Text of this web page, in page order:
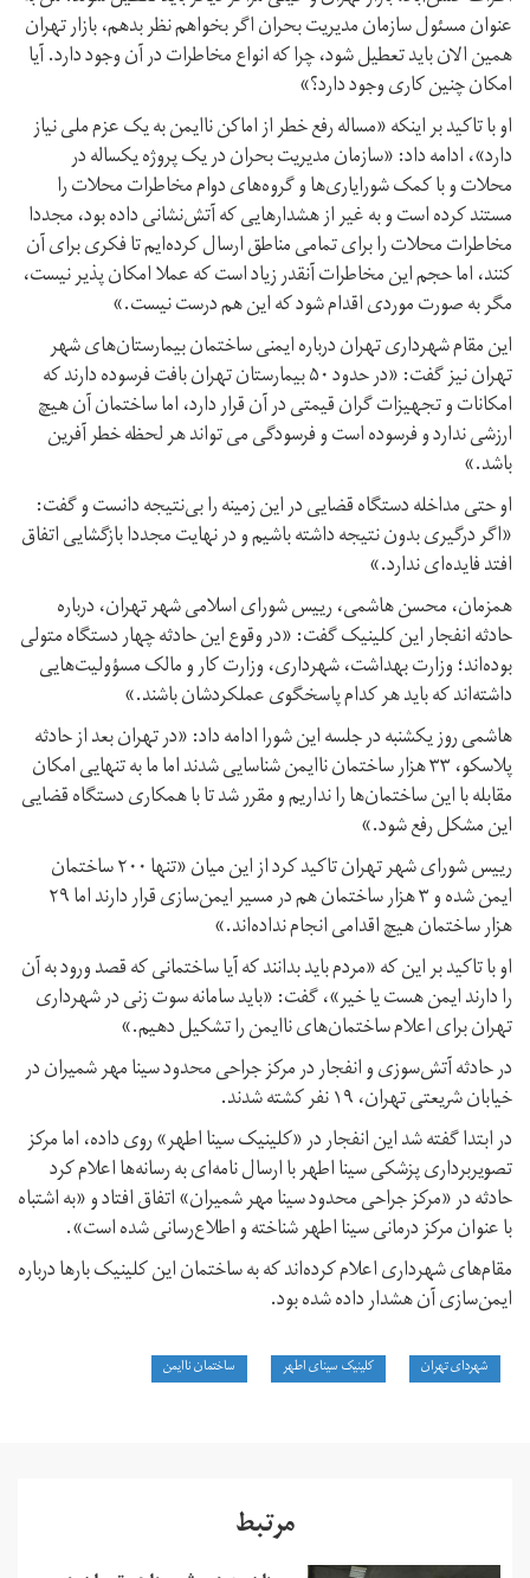
عنوان مسئول سازمان مدیریت بحران اگر بخواهم نظر بدهم، بازار تهران
همین الان باید تعطیل شود، چرا که انواع مخاطرات در آن وجود دارد. آیا
امکان چنین کاری وجود دارد؟»
او با تاکید بر اینکه «مساله رفع خطر از اماکن ناایمن به یک عزم ملی نیاز
دارد»، ادامه داد: «سازمان مدیریت بحران در یک پروژه یکساله در
محلات و با کمک شورایاری‌ها و گروه‌های دوام مخاطرات محلات را
مستند کرده است و به غیر از هشدارهایی که آتش‌نشانی داده بود، مجددا
مخاطرات محلات را برای تمامی مناطق ارسال کرده‌ایم تا فکری برای آن
کنند، اما حجم این مخاطرات آنقدر زیاد است که عملا امکان پذیر نیست،
مگر به صورت موردی اقدام شود که این هم درست نیست.»
این مقام شهرداری تهران درباره ایمنی ساختمان بیمارستان‌های شهر
تهران نیز گفت: «در حدود ۵۰ بیمارستان تهران بافت فرسوده دارند که
امکانات و تجهیزات گران قیمتی در آن قرار دارد، اما ساختمان آن هیچ
ارزشی ندارد و فرسوده است و فرسودگی می تواند هر لحظه خطر آفرین
باشد.»
او حتی مداخله دستگاه قضایی در این زمینه را بی‌نتیجه دانست و گفت:
«اگر درگیری بدون نتیجه داشته باشیم و در نهایت مجددا بازگشایی اتفاق
افتد فایده‌ای ندارد.»
همزمان، محسن هاشمی، رییس شورای اسلامی شهر تهران، درباره
حادثه انفجار این کلینیک گفت: «در وقوع این حادثه چهار دستگاه متولی
بوده‌اند؛ وزارت بهداشت، شهرداری، وزارت کار و مالک مسؤولیت‌هایی
داشته‌اند که باید هر کدام پاسخگوی عملکردشان باشند.»
هاشمی روز یکشنبه در جلسه این شورا ادامه داد: «در تهران بعد از حادثه
پلاسکو، ۳۳ هزار ساختمان ناایمن شناسایی شدند اما ما به تنهایی امکان
مقابله با این ساختمان‌ها را نداریم و مقرر شد تا با همکاری دستگاه قضایی
این مشکل رفع شود.»
رییس شورای شهر تهران تاکید کرد از این میان «تنها ۲۰۰ ساختمان
ایمن شده و ۳ هزار ساختمان هم در مسیر ایمن‌سازی قرار دارند اما ۲۹
هزار ساختمان هیچ اقدامی انجام نداده‌اند.»
او با تاکید بر این که «مردم باید بدانند که آیا ساختمانی که قصد ورود به آن
را دارند ایمن هست یا خیر»، گفت: «باید سامانه سوت زنی در شهرداری
تهران برای اعلام ساختمان‌های ناایمن را تشکیل دهیم.»
در حادثه آتش‌سوزی و انفجار در مرکز جراحی محدود سینا مهر شمیران در
خیابان شریعتی تهران، ۱۹ نفر کشته شدند.
در ابتدا گفته شد این انفجار در «کلینیک سینا اطهر» روی داده، اما مرکز
تصویربرداری پزشکی سینا اطهر با ارسال نامه‌ای به رسانه‌ها اعلام کرد
حادثه در «مرکز جراحی محدود سینا مهر شمیران» اتفاق افتاد و «به اشتباه
با عنوان مرکز درمانی سینا اطهر شناخته و اطلاع‌رسانی شده است».
مقام‌های شهرداری اعلام کرده‌اند که به ساختمان این کلینیک بارها درباره
ایمن‌سازی آن هشدار داده شده بود.
شهردای تهران کلینیک سینای اطهر ساختمان ناایمن
مرتبط